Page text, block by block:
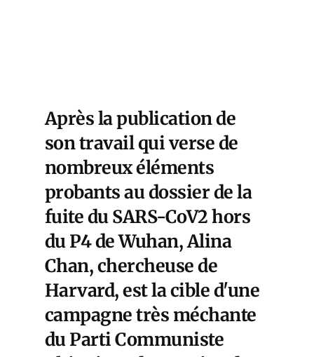
Après la publication de
son travail qui verse de
nombreux éléments
probants au dossier de la
fuite du SARS-CoV2 hors
du P4 de Wuhan, Alina
Chan, chercheuse de
Harvard, est la cible d'une
campagne très méchante
du Parti Communiste